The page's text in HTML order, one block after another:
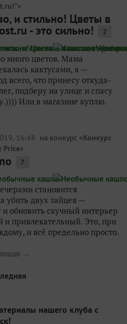
»
и стильно! Цветы в
- это сильно! 2
много цветов. Мама
кактусами, я —
всего, что принесу откуда-
подберу на улице и спасу
Или в магазине куплю.
16:48 на конкурс «Конкурс
Price»
7
становится
убить двух зайцев —
и обновить скучный интерьер
и привлекательный. Это, при
и всё предельно просто.
→
нашего клуба с